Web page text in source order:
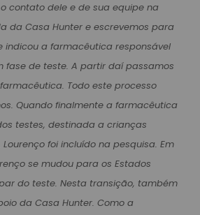
contato dele e de sua equipe na
da Casa Hunter e escrevemos para
indicou a farmacêutica responsável
fase de teste. A partir daí passamos
Todo este processo
Quando finalmente a farmacêutica
testes, destinada a crianças
foi incluído na pesquisa. Em
se mudou para os Estados
do teste. Nesta transição, também
da Casa Hunter. Como a